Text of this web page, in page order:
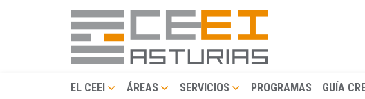
EL CEEI ÁREAS SERVICIOS PROGRAMAS GUÍA